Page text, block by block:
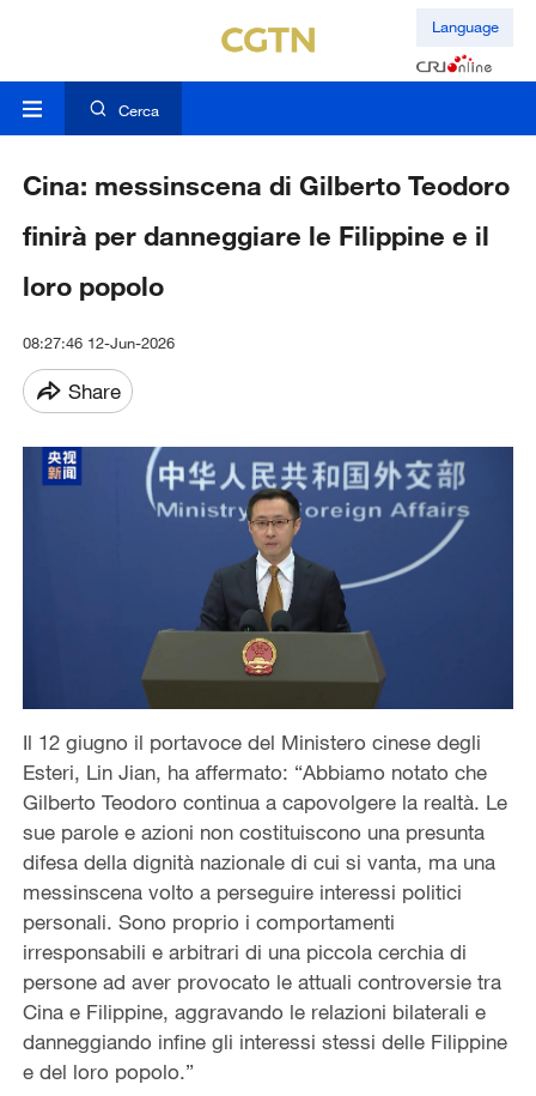
Language
Cerca
Cina: messinscena di Gilberto Teodoro
finirà per danneggiare le Filippine e il
loro popolo
08:27:46 12-Jun-2026
Share
Il 12 giugno il portavoce del Ministero cinese degli
Esteri, Lin Jian, ha affermato: “Abbiamo notato che
Gilberto Teodoro continua a capovolgere la realtà. Le
sue parole e azioni non costituiscono una presunta
difesa della dignità nazionale di cui si vanta, ma una
messinscena volto a perseguire interessi politici
personali. Sono proprio i comportamenti
irresponsabili e arbitrari di una piccola cerchia di
persone ad aver provocato le attuali controversie tra
Cina e Filippine, aggravando le relazioni bilaterali e
danneggiando infine gli interessi stessi delle Filippine
e del loro popolo.”